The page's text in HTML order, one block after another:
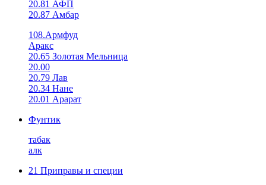
20.81 АФП
20.87 Амбар
108.Армфуд
Аракс
20.65 Золотая Мельница
20.00
20.79 Лав
20.34 Нане
20.01 Арарат
Фунтик
табак
алк
21 Приправы и специи